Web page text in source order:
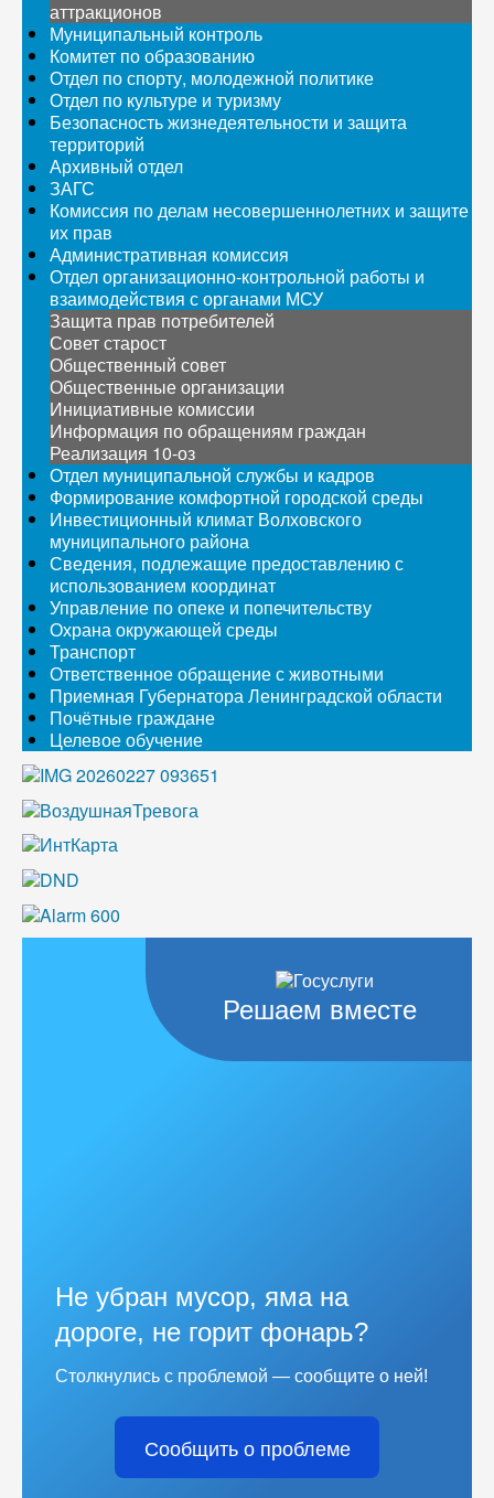
аттракционов
Муниципальный контроль
Комитет по образованию
Отдел по спорту, молодежной политике
Отдел по культуре и туризму
Безопасность жизнедеятельности и защита
территорий
Архивный отдел
ЗАГС
Комиссия по делам несовершеннолетних и защите
их прав
Административная комиссия
Отдел организационно-контрольной работы и
взаимодействия с органами МСУ
Защита прав потребителей
Совет старост
Общественный совет
Общественные организации
Инициативные комиссии
Информация по обращениям граждан
Реализация 10-оз
Отдел муниципальной службы и кадров
Формирование комфортной городской среды
Инвестиционный климат Волховского
муниципального района
Сведения, подлежащие предоставлению с
использованием координат
Управление по опеке и попечительству
Охрана окружающей среды
Транспорт
Ответственное обращение с животными
Приемная Губернатора Ленинградской области
Почётные граждане
Целевое обучение
Решаем вместе
Не убран мусор, яма на
дороге, не горит фонарь?
Столкнулись с проблемой — сообщите о ней!
Сообщить о проблеме